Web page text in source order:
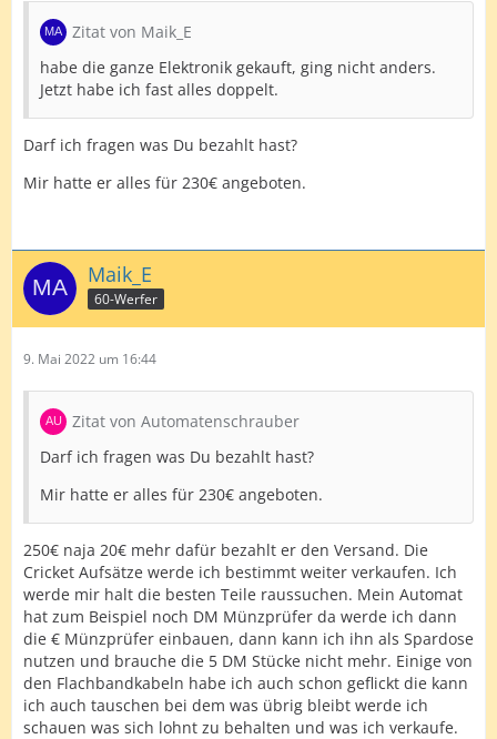
Zitat von Maik_E
habe die ganze Elektronik gekauft, ging nicht anders.
Jetzt habe ich fast alles doppelt.
Darf ich fragen was Du bezahlt hast?
Mir hatte er alles für 230€ angeboten.
Maik_E
60-Werfer
9. Mai 2022 um 16:44
Zitat von Automatenschrauber
Darf ich fragen was Du bezahlt hast?
Mir hatte er alles für 230€ angeboten.
250€ naja 20€ mehr dafür bezahlt er den Versand. Die
Cricket Aufsätze werde ich bestimmt weiter verkaufen. Ich
werde mir halt die besten Teile raussuchen. Mein Automat
hat zum Beispiel noch DM Münzprüfer da werde ich dann
die € Münzprüfer einbauen, dann kann ich ihn als Spardose
nutzen und brauche die 5 DM Stücke nicht mehr. Einige von
den Flachbandkabeln habe ich auch schon geflickt die kann
ich auch tauschen bei dem was übrig bleibt werde ich
schauen was sich lohnt zu behalten und was ich verkaufe.